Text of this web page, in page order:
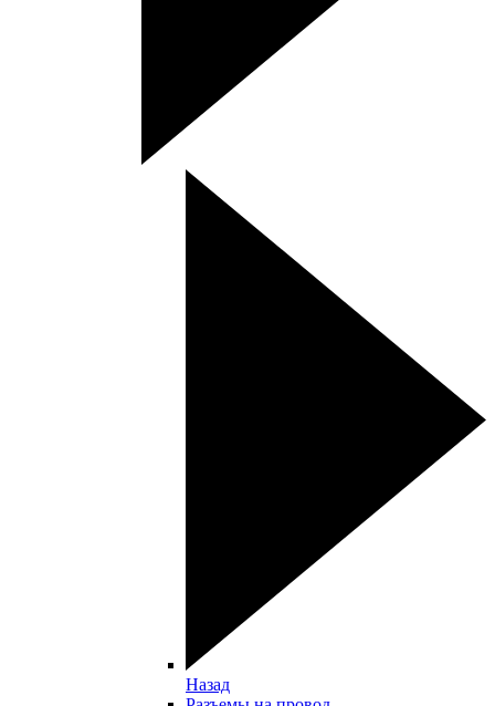
Назад